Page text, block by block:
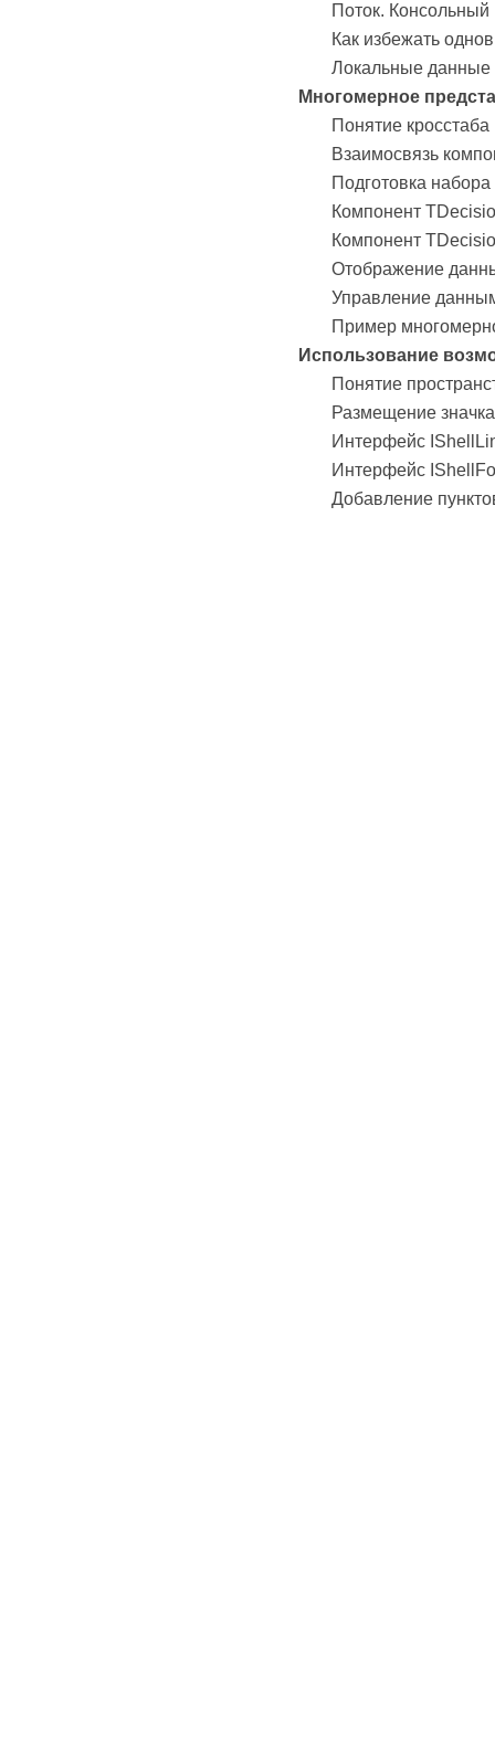
Поток.
Как избежать
Локальные данные
Многомерное
Понятие кросстаба
Взаимосвязь
Подготовка
Компонент
Компонент
Отображение
Управление
Пример
Использование
Понятие
Размещение
Интерфейс
Интерфейс
Добавление